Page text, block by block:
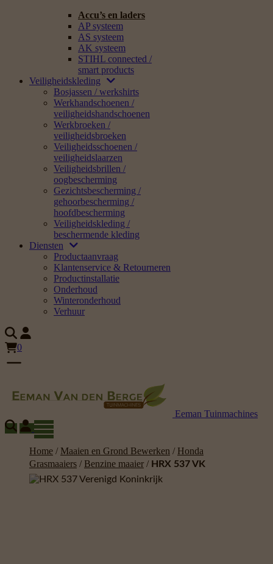
Accu’s en laders
AP systeem
AS systeem
AK systeem
STIHL connected /
smart products
Veiligheidskleding
Bosjassen / werkshirts
Werkhandschoenen /
veiligheidshandschoenen
Werkbroeken /
veiligheidsbroeken
Veiligheidsschoenen /
veiligheidslaarzen
Veiligheidsbrillen /
oogbescherming
Gezichtsbescherming /
gehoorbescherming /
hoofdbescherming
Veiligheidskleding /
beschermende kleding
Diensten
Productaanvraag
Klantenservice & Retourneren
Productinstallatie
Onderhoud
Winteronderhoud
Verhuur
0
Eeman Tuinmachines
Home / Maaien en Grond Bewerken / Honda
Grasmaaiers / Benzine maaier / HRX 537 VK